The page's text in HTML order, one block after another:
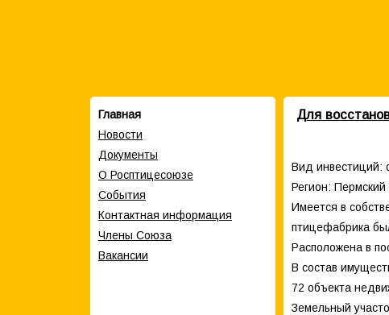
Главная
Новости
Документы
О Росптицесоюзе
События
Контактная информация
Члены Cоюза
Вакансии
Для
Вид инвестиций:
Регион: Пермский
Имеется в
птицефабрика
Расположена в
В состав
72 объекта
Земельный